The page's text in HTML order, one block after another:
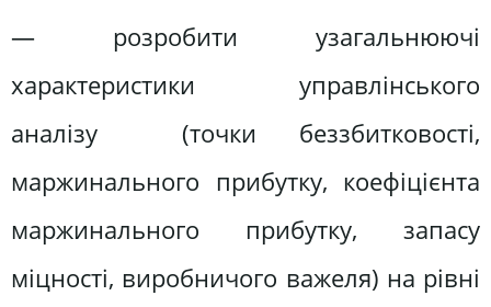
— розробити узагальнюючі
характеристики управлінського
аналізу (точки беззбитковості,
маржинального прибутку, коефіцієнта
маржинального прибутку, запасу
міцності, виробничого важеля) на рівні